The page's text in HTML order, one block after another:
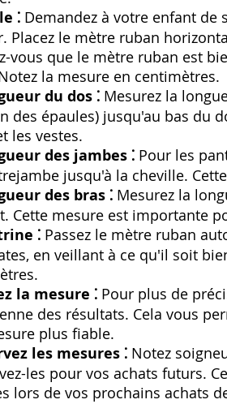
⁚ Demandez à votre enfant de
Placez le mètre ruban
vous que le mètre ruban est
la mesure en centimètres.
du dos ⁚ Mesurez la
des épaules) jusqu'au bas du
les vestes.
des jambes ⁚ Pour les
jusqu'à la cheville.
des bras ⁚ Mesurez la
Cette mesure est importante
⁚ Passez le mètre ruban
en veillant à ce qu'il soit
la mesure ⁚ Pour plus de
des résultats. Cela vous
plus fiable.
les mesures ⁚ Notez
les pour vos achats futurs.
lors de vos prochains achats